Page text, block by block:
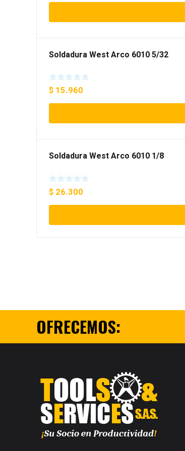
Soldadura West Arco 6010 5/32
$ 15.960
Soldadura West Arco 6010 1/8
$ 26.300
OFRECEMOS: